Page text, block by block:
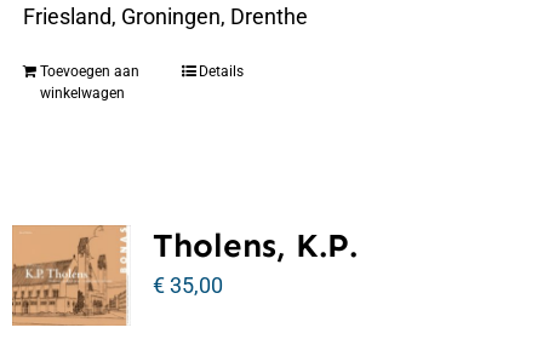
Friesland, Groningen, Drenthe
Toevoegen aan
winkelwagen
Details
Tholens, K.P.
€35,00